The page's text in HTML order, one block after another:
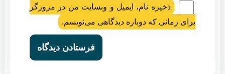
ذخیره نام، ایمیل و وبسایت من در مرورگر
برای زمانی که دوباره دیدگاهی می‌نویسم.